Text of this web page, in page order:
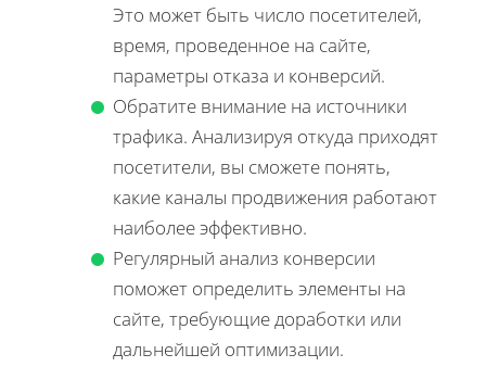
Это может быть число посетителей,
время, проведенное на сайте,
параметры отказа и конверсий.
Обратите внимание на источники
трафика. Анализируя откуда приходят
посетители, вы сможете понять,
какие каналы продвижения работают
наиболее эффективно.
Регулярный анализ конверсии
поможет определить элементы на
сайте, требующие доработки или
дальнейшей оптимизации.